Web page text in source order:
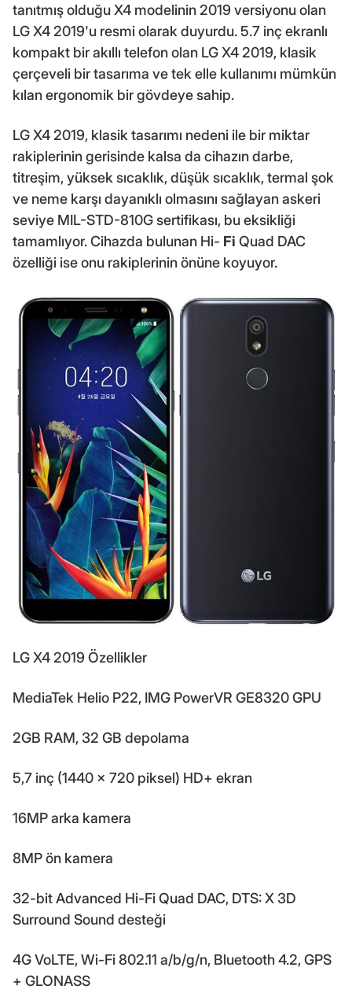
tanıtmış olduğu X4 modelinin 2019 versiyonu olan
LG X4 2019'u resmi olarak duyurdu. 5.7 inç ekranlı
kompakt bir akıllı telefon olan LG X4 2019, klasik
çerçeveli bir tasarıma ve tek elle kullanımı mümkün
kılan ergonomik bir gövdeye sahip.
LG X4 2019, klasik tasarımı nedeni ile bir miktar
rakiplerinin gerisinde kalsa da cihazın darbe,
titreşim, yüksek sıcaklık, düşük sıcaklık, termal şok
ve neme karşı dayanıklı olmasını sağlayan askeri
seviye MIL-STD-810G sertifikası, bu eksikliği
tamamlıyor. Cihazda bulunan Hi- Fi Quad DAC
özelliği ise onu rakiplerinin önüne koyuyor.
LG X4 2019 Özellikler
MediaTek Helio P22, IMG PowerVR GE8320 GPU
2GB RAM, 32 GB depolama
5,7 inç (1440 × 720 piksel) HD+ ekran
16MP arka kamera
8MP ön kamera
32-bit Advanced Hi-Fi Quad DAC, DTS: X 3D
Surround Sound desteği
4G VoLTE, Wi-Fi 802.11 a/b/g/n, Bluetooth 4.2, GPS
+ GLONASS